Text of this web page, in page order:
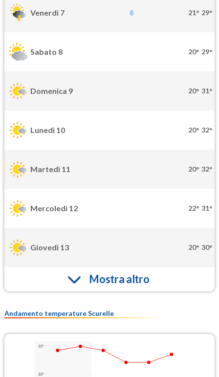
Venerdì 7 21° 29°
Sabato 8 20° 29°
Domenica 9 20° 31°
Lunedì 10 20° 32°
Martedì 11 20° 32°
Mercoledì 12 22° 31°
Giovedì 13 20° 30°
Mostra altro
Andamento temperature Scurelle
33°
26°